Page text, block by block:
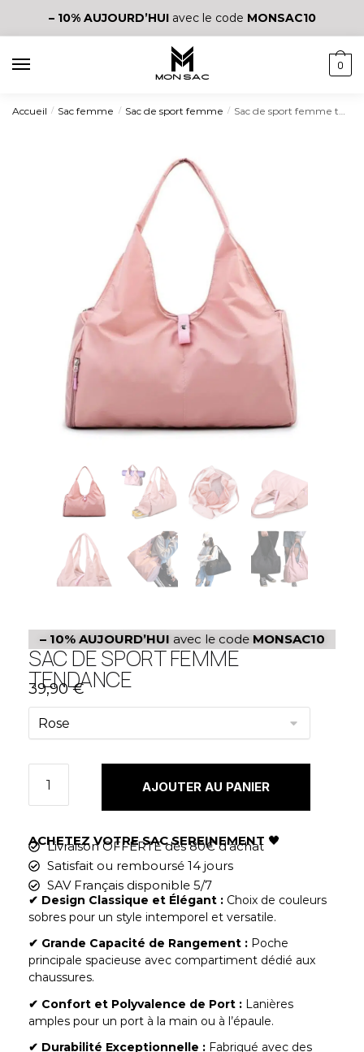
– 10% AUJOURD’HUIavec le code MONSAC10
0
Accueil / Sac femme / Sac de sport femme / Sac de sport femme tendance
– 10% AUJOURD’HUI avec le code MONSAC10
SAC DE SPORT FEMME
TENDANCE
39,90€
AJOUTER AU PANIER
ACHETEZ VOTRE SAC SEREINEMENT 🖤
Livraison OFFERTE dès 80€ d'achat
Satisfait ou remboursé 14 jours
SAV Français disponible 5/7
✔︎ Design Classique et Élégant : Choix de couleurs
sobres pour un style intemporel et versatile.
✔︎ Grande Capacité de Rangement : Poche
principale spacieuse avec compartiment dédié aux
chaussures.
✔︎ Confort et Polyvalence de Port : Lanières
amples pour un port à la main ou à l’épaule.
✔︎ Durabilité Exceptionnelle : Fabriqué avec des